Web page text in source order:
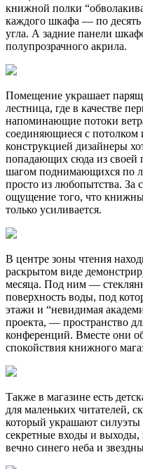
книжной полки
каждого шкафа — по десять
угла. А задние панели
полупрозрачного акрила.
Помещение украшает
лестница, где в качестве
напоминающие потоки
соединяющиеся с потолком
конструкцией дизайнеры
попадающих сюда из своей
шагом поднимающихся по
просто из любопытства. За
ощущение того, что
только усиливается.
В центре зоны чтения
раскрытом виде
месяца. Под ним —
поверхность воды, под
этажи и “невидимая
проекта, — пространство
конференций. Вместе они
спокойствия книжного
Также в магазине есть
для маленьких читателей,
который украшают
секретные входы и
вечно синего неба и